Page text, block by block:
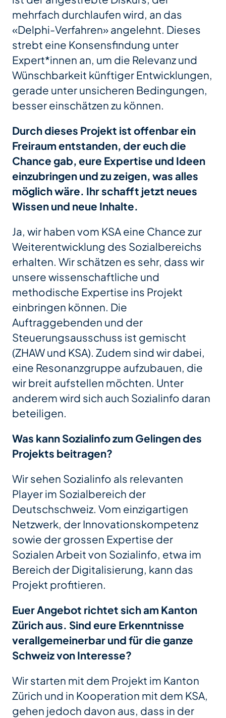
mehrfach durchlaufen wird, an das
«Delphi-Verfahren» angelehnt. Dieses
strebt eine Konsensfindung unter
Expert*innen an, um die Relevanz und
Wünschbarkeit künftiger Entwicklungen,
gerade unter unsicheren Bedingungen,
besser einschätzen zu können.
Durch dieses Projekt ist offenbar ein
Freiraum entstanden, der euch die
Chance gab, eure Expertise und Ideen
einzubringen und zu zeigen, was alles
möglich wäre. Ihr schafft jetzt neues
Wissen und neue Inhalte.
Ja, wir haben vom KSA eine Chance zur
Weiterentwicklung des Sozialbereichs
erhalten. Wir schätzen es sehr, dass wir
unsere wissenschaftliche und
methodische Expertise ins Projekt
einbringen können. Die
Auftraggebenden und der
Steuerungsausschuss ist gemischt
(ZHAW und KSA). Zudem sind wir dabei,
eine Resonanzgruppe aufzubauen, die
wir breit aufstellen möchten. Unter
anderem wird sich auch Sozialinfo daran
beteiligen.
Was kann Sozialinfo zum Gelingen des
Projekts beitragen?
Wir sehen Sozialinfo als relevanten
Player im Sozialbereich der
Deutschschweiz. Vom einzigartigen
Netzwerk, der Innovationskompetenz
sowie der grossen Expertise der
Sozialen Arbeit von Sozialinfo, etwa im
Bereich der Digitalisierung, kann das
Projekt profitieren.
Euer Angebot richtet sich am Kanton
Zürich aus. Sind eure Erkenntnisse
verallgemeinerbar und für die ganze
Schweiz von Interesse?
Wir starten mit dem Projekt im Kanton
Zürich und in Kooperation mit dem KSA,
gehen jedoch davon aus, dass in der